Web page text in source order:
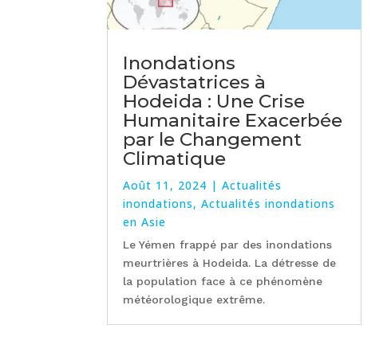
Inondations
Dévastatrices à
Hodeida : Une Crise
Humanitaire Exacerbée
par le Changement
Climatique
Août 11, 2024 |Actualités
inondations,Actualités inondations
en Asie
Le Yémen frappé par des inondations
meurtrières à Hodeida. La détresse de
la population face à ce phénomène
météorologique extrême.